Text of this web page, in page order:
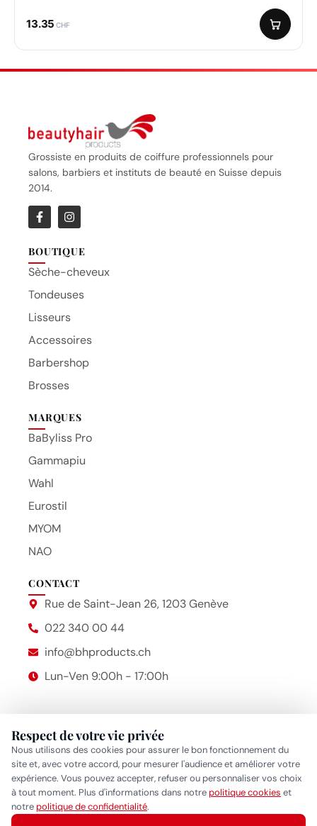
13.35 CHF
Grossiste en produits de coiffure professionnels pour
salons, barbiers et instituts de beauté en Suisse depuis
2014.
BOUTIQUE
Sèche-cheveux
Tondeuses
Lisseurs
Accessoires
Barbershop
Brosses
MARQUES
BaByliss Pro
Gammapiu
Wahl
Eurostil
MYOM
NAO
CONTACT
Rue de Saint-Jean 26, 1203 Genève
022 340 00 44
info@bhproducts.ch
Lun-Ven 9:00h - 17:00h
2014 – 2026 © Bhproducts Mentions légales
Respect de votre vie privée
Nous utilisons des cookies pour assurer le bon fonctionnement du
site et, avec votre accord, pour mesurer l'audience et améliorer votre
expérience. Vous pouvez accepter, refuser ou personnaliser vos choix
à tout moment. Plus d'informations dans notrepolitique cookies et
notrepolitique de confidentialité.
Politique de confidentialité • Politique cookies •
Gérer mes
préférences cookies
Beauty Hair Products
Réponse généralement sous quelques heures